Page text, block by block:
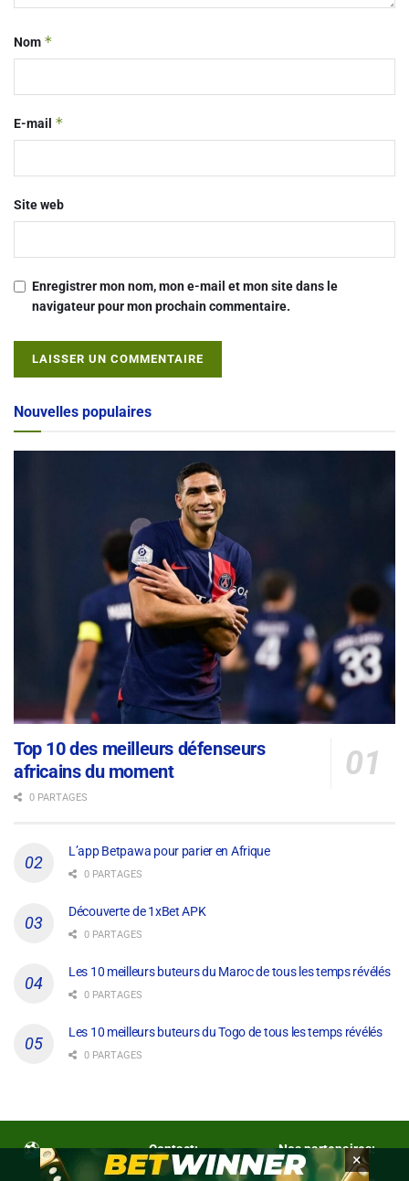
Nom *
E-mail *
Site web
Enregistrer mon nom, mon e-mail et mon site dans le
navigateur pour mon prochain commentaire.
Alternative:
Nouvelles populaires
Top 10 des meilleurs défenseurs
africains du moment
0 PARTAGES
L’app Betpawa pour parier en Afrique
0 PARTAGES
Découverte de 1xBet APK
0 PARTAGES
Les 10 meilleurs buteurs du Maroc de tous les temps révélés
0 PARTAGES
Les 10 meilleurs buteurs du Togo de tous les temps révélés
0 PARTAGES
Contact: Nos partenaires:
×